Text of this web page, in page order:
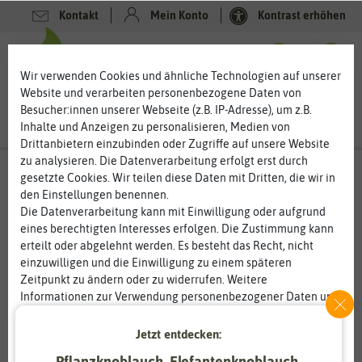
Kontakt Mein Konto Kontrast erhöhen
-50%
Wir verwenden Cookies und ähnliche Technologien auf unserer
Website und verarbeiten personenbezogene Daten von
Besucher:innen unserer Webseite (z.B. IP-Adresse), um z.B.
Inhalte und Anzeigen zu personalisieren, Medien von
Drittanbietern einzubinden oder Zugriffe auf unsere Website
zu analysieren. Die Datenverarbeitung erfolgt erst durch
gesetzte Cookies. Wir teilen diese Daten mit Dritten, die wir in
den Einstellungen benennen.
Die Datenverarbeitung kann mit Einwilligung oder aufgrund
eines berechtigten Interesses erfolgen. Die Zustimmung kann
erteilt oder abgelehnt werden. Es besteht das Recht, nicht
einzuwilligen und die Einwilligung zu einem späteren
Zeitpunkt zu ändern oder zu widerrufen. Weitere
Informationen zur Verwendung personenbezogener Daten und
Essenziell Statistik
Jetzt entdecken: